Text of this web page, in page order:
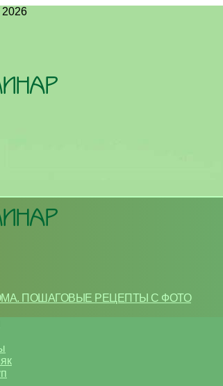
2026
ПОШАГОВЫЕ РЕЦЕПТЫ С ФОТО